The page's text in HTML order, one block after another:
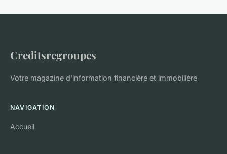
Creditsregroupes
Votre magazine d'information financière et immobilière
NAVIGATION
Accueil